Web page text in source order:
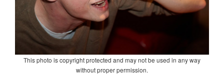
This photo is copyright protected and may not be used in any way
without proper permission.